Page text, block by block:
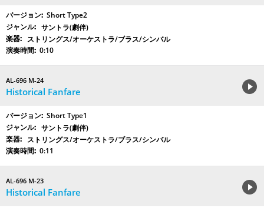
Short Type2
サントラ(劇伴)
ストリングス/オーケストラ/ブラス/シンバル
0:10
AL-696 M-24
Historical Fanfare
Short Type1
サントラ(劇伴)
ストリングス/オーケストラ/ブラス/シンバル
0:11
AL-696 M-23
Historical Fanfare